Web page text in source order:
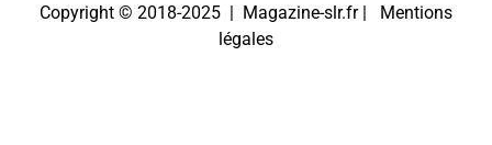
Copyright © 2018-2025 | Magazine-slr.fr | Mentions
légales